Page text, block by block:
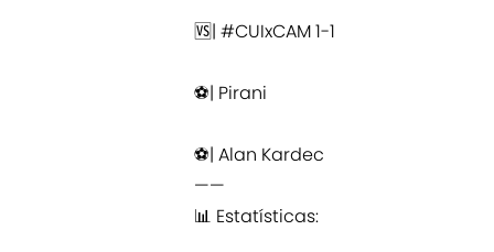
🆚| #CUIxCAM1-1
⚽️| Pirani
⚽️| Alan Kardec
——
📊 Estatísticas: